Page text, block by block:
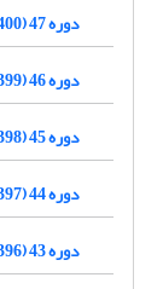
دوره 47 (1400)
دوره 46 (1399)
دوره 45 (1398)
دوره 44 (1397)
دوره 43 (1396)